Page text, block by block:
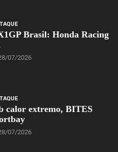
Brasil: Honda Racing
07/2026
calor extremo, BITES
07/2026